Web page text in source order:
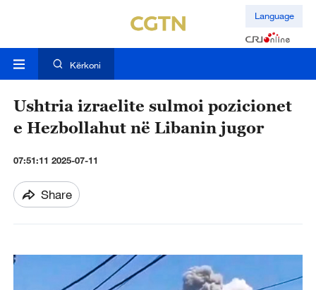
Language
Kërkoni
Ushtria izraelite sulmoi pozicionet
e Hezbollahut në Libanin jugor
07:51:11 2025-07-11
Share